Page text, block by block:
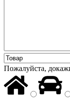
Пожалуйста,